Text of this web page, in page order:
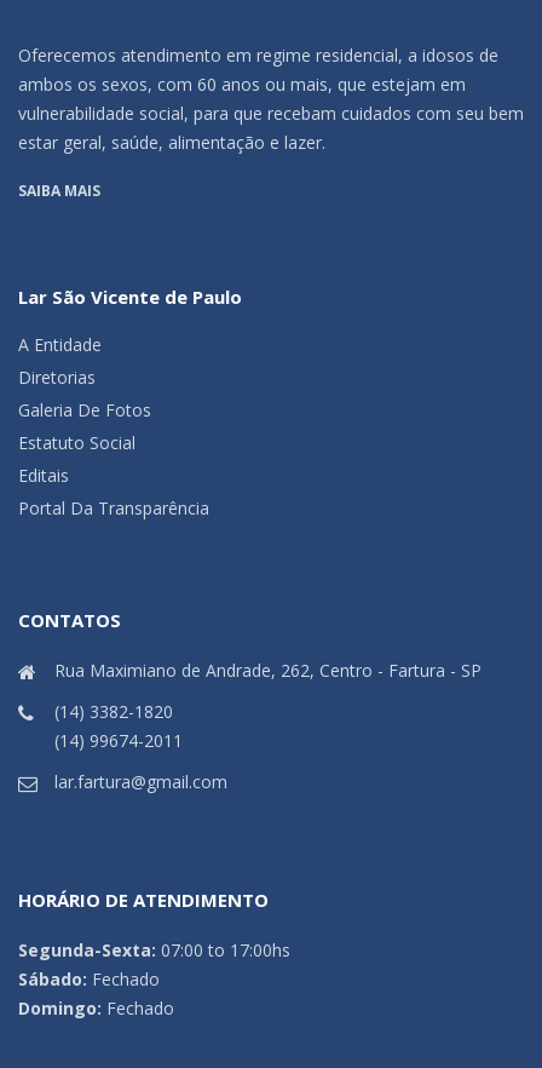
Oferecemos atendimento em regime residencial, a idosos de
ambos os sexos, com 60 anos ou mais, que estejam em
vulnerabilidade social, para que recebam cuidados com seu bem
estar geral, saúde, alimentação e lazer.
SAIBA MAIS
Lar São Vicente de Paulo
A Entidade
Diretorias
Galeria De Fotos
Estatuto Social
Editais
Portal Da Transparência
CONTATOS
Rua Maximiano de Andrade, 262, Centro - Fartura - SP
(14) 3382-1820
(14) 99674-2011
lar.fartura@gmail.com
HORÁRIO DE ATENDIMENTO
Segunda-Sexta: 07:00 to 17:00hs
Sábado: Fechado
Domingo: Fechado